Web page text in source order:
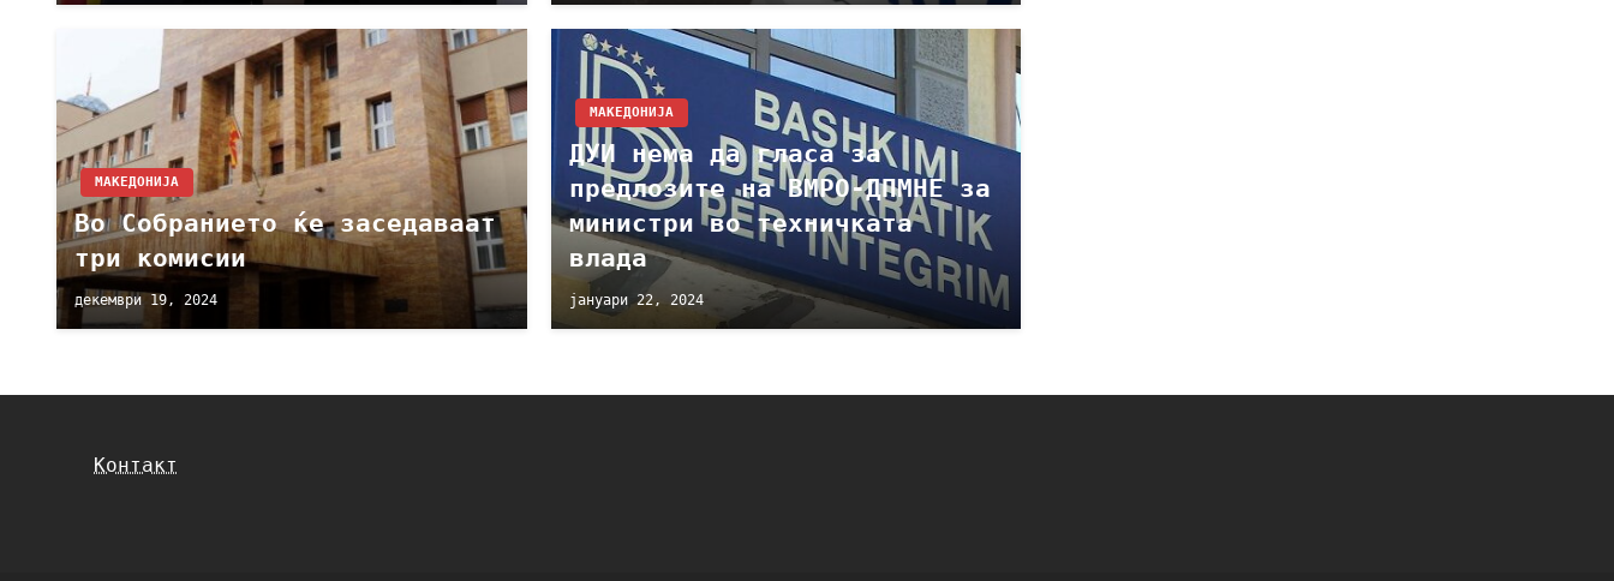
МАКЕДОНИЈА
Во Собранието ќе заседаваат
три комисии
декември 19, 2024
МАКЕДОНИЈА
ДУИ нема да гласа за
предлозите на ВМРО-ДПМНЕ за
министри во техничката
влада
јануари 22, 2024
Контакт